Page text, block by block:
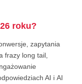
roku?
zapytania
frazy long tail,
AI i AI